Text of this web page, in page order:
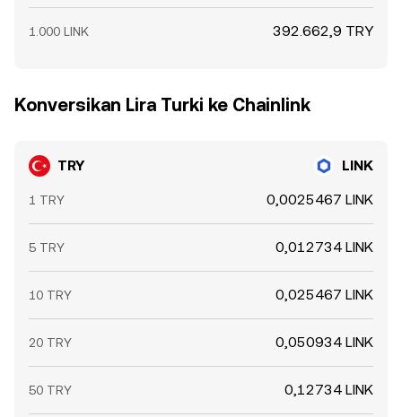
1.000 LINK 392.662,9 TRY
Konversikan Lira Turki ke Chainlink
TRY LINK
1 TRY 0,0025467 LINK
5 TRY 0,012734 LINK
10 TRY 0,025467 LINK
20 TRY 0,050934 LINK
50 TRY 0,12734 LINK